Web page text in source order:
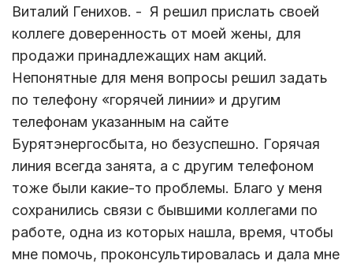
Виталий Генихов. - Я решил прислать своей
коллеге доверенность от моей жены, для
продажи принадлежащих нам акций.
Непонятные для меня вопросы решил задать
по телефону «горячей линии» и другим
телефонам указанным на сайте
Бурятэнергосбыта, но безуспешно. Горячая
линия всегда занята, а с другим телефоном
тоже были какие-то проблемы. Благо у меня
сохранились связи с бывшими коллегами по
работе, одна из которых нашла, время, чтобы
мне помочь, проконсультировалась и дала мне